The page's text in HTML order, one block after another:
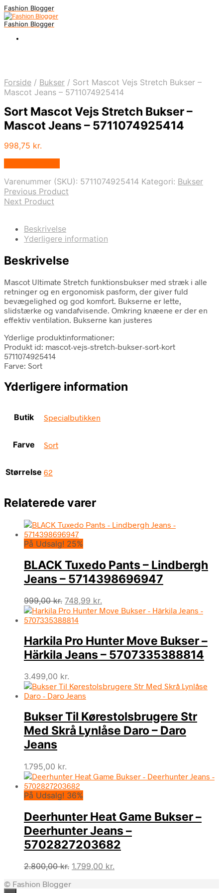
Fashion Blogger
Fashion Blogger
Forside / Bukser / Sort Mascot Vejs Stretch Bukser –
Mascot Jeans – 5711074925414
Sort Mascot Vejs Stretch Bukser –
Mascot Jeans – 5711074925414
998,75 kr.
Varenummer (SKU): 5711074925414 Kategori: Bukser
Previous Product
Next Product
Beskrivelse
Yderligere information
Beskrivelse
Mascot Ultimate Stretch funktionsbukser med stræk i alle
retninger og en ergonomisk pasform, der giver fuld
bevægelighed og god komfort. Bukserne er lette,
slidstærke og vandafvisende. Omkring knæene er der en
effektiv ventilation. Bukserne kan justeres
Yderlige produktinformationer:
Produkt id: mascot-vejs-stretch-bukser-sort-kort
5711074925414
Farve: Sort
Yderligere information
Butik Specialbutikken
Farve Sort
Størrelse 62
Relaterede varer
På Udsalg! 25%
BLACK Tuxedo Pants – Lindbergh
Jeans – 5714398696947
999,00kr. Den
oprindelige
pris
999,00 kr..
748,99 kr.
aktuelle
748,99 kr..
Harkila Pro Hunter Move Bukser –
Härkila Jeans – 5707335388814
3.499,00 kr.
Bukser Til Kørestolsbrugere Str
Med Skrå Lynlåse Daro – Daro
Jeans
1.795,00 kr.
På Udsalg! 36%
Deerhunter Heat Game Bukser –
Deerhunter Jeans –
5702827203682
2.800,00kr. Den
1.799,00 kr.
© Fashion Blogger